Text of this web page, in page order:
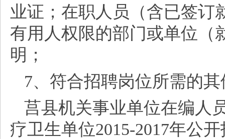
业证；在职人员（含已签订
有用人权限的部门或单位（
明；
7、符合招聘岗位所需的
莒县机关事业单位在编人
疗卫生单位2015-2017年公